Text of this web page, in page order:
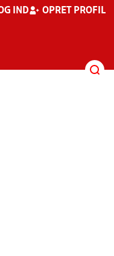
IND OPRET PROFIL